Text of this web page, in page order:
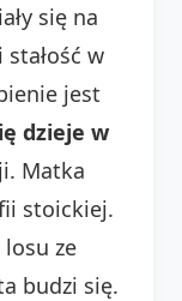
się na
w
jest
dzieje w
Matka
stoickiej.
ze
budzi się.